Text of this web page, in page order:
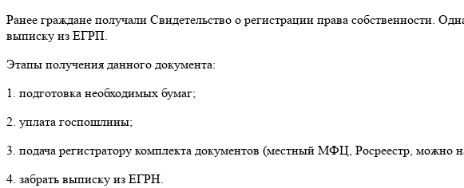
Ранее граждане получали Свидетельство о регистрации права собственности.
выписку из ЕГРП.
Этапы получения данного документа:
1. подготовка необходимых бумаг;
2. уплата госпошлины;
3. подача регистратору комплекта документов (местный МФЦ, Росреестр, можно
4. забрать выписку из ЕГРН.